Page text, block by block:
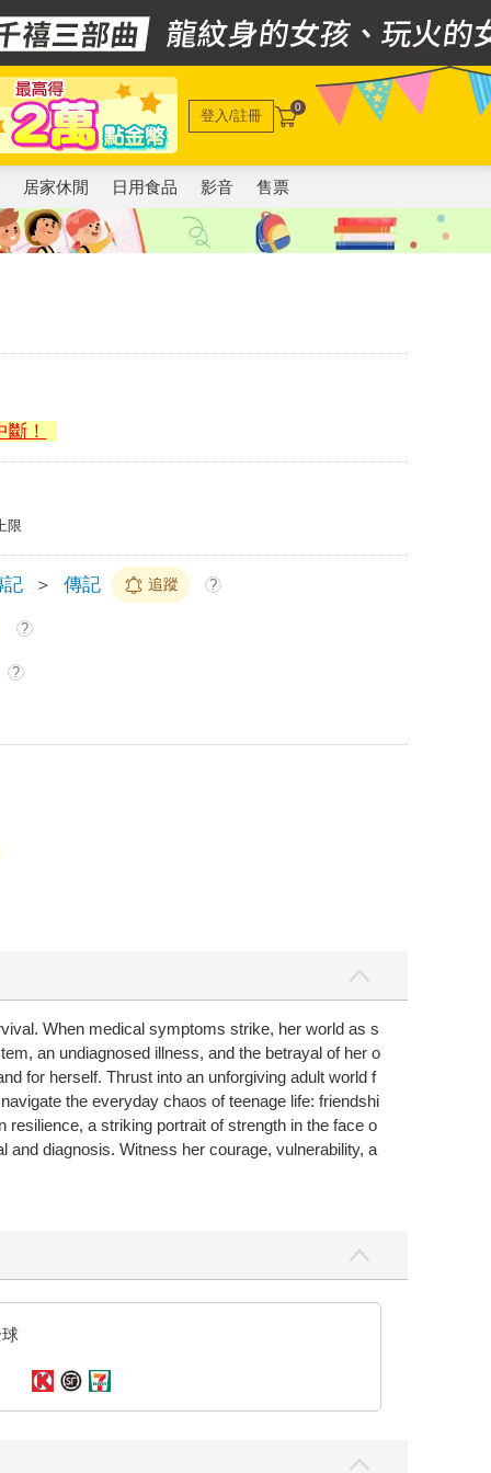
登入/註冊 0
居家休閒 日用食品 影音 售票
！
限
記 ＞ 傳記 追蹤 ?
?
?
When medical symptoms strike, her world as s
an undiagnosed illness, and the betrayal of her o
for herself. Thrust into an unforgiving adult world f
the everyday chaos of teenage life: friendshi
a striking portrait of strength in the face o
diagnosis. Witness her courage, vulnerability, a